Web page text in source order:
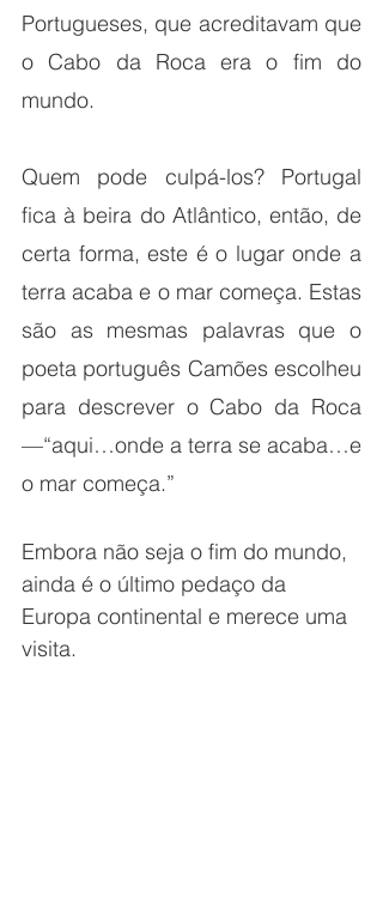
Portugueses, que acreditavam que
o Cabo da Roca era o fim do
mundo.
Quem pode culpá-los? Portugal
fica à beira do Atlântico, então, de
certa forma, este é o lugar onde a
terra acaba e o mar começa. Estas
são as mesmas palavras que o
poeta português Camões escolheu
para descrever o Cabo da Roca
—“aqui…onde a terra se acaba…e
o mar começa.”
Embora não seja o fim do mundo,
ainda é o último pedaço da
Europa continental e merece uma
visita.